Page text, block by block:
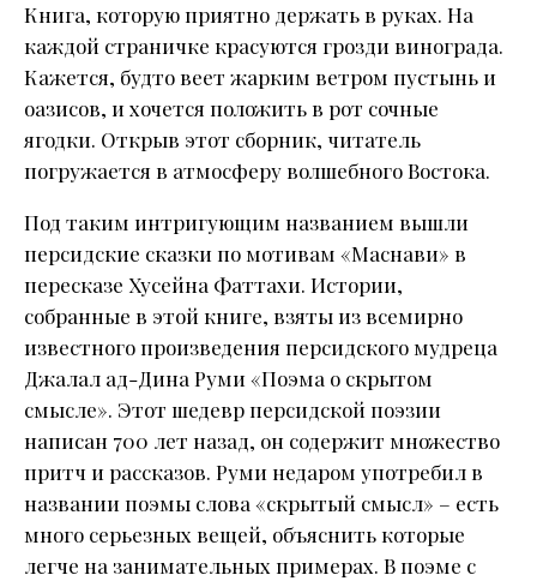
Книга, которую приятно держать в руках. На
каждой страничке красуются грозди винограда.
Кажется, будто веет жарким ветром пустынь и
оазисов, и хочется положить в рот сочные
ягодки. Открыв этот сборник, читатель
погружается в атмосферу волшебного Востока.
Под таким интригующим названием вышли
персидские сказки по мотивам «Маснави» в
пересказе Хусейна Фаттахи. Истории,
собранные в этой книге, взяты из всемирно
известного произведения персидского мудреца
Джалал ад-Дина Руми «Поэма о скрытом
смысле». Этот шедевр персидской поэзии
написан 700 лет назад, он содержит множество
притч и рассказов. Руми недаром употребил в
названии поэмы слова «скрытый смысл» – есть
много серьезных вещей, объяснить которые
легче на занимательных примерах. В поэме с